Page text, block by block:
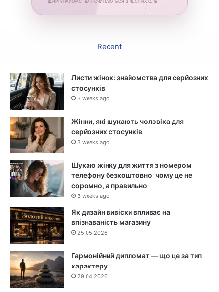
ЩИРІ ЗНАЙОМСТВА ПОЧИНАЮТЬСЯ З ЧЕСНИХ СЛІВ
Recent
Листи жінок: знайомства для серйозних
стосунків
3 weeks ago
Жінки, які шукають чоловіка для
серйозних стосунків
3 weeks ago
Шукаю жінку для життя з номером
телефону безкоштовно: чому це не
соромно, а правильно
3 weeks ago
Як дизайн вивіски впливає на
впізнаваність магазину
25.05.2026
Гармонійний дипломат — що це за тип
характеру
29.04.2026